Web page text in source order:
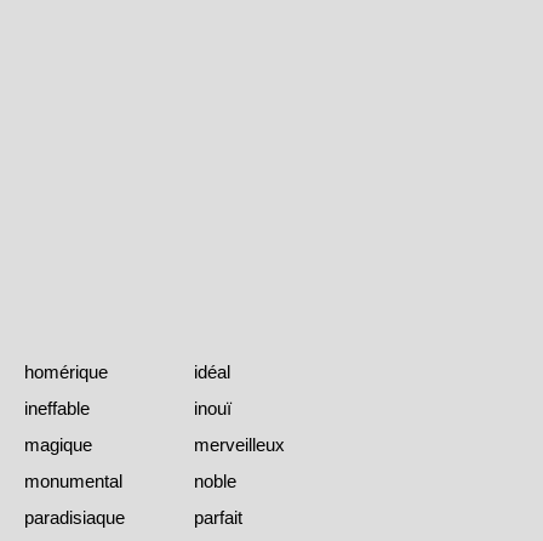
homérique
idéal
ineffable
inouï
magique
merveilleux
monumental
noble
paradisiaque
parfait